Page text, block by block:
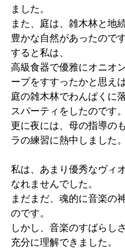
ました。
また、庭は、雑木林と地
豊かな自然があったのです
すると私は、
高級食器で優雅にオニオ
ープをすすったかと思えば
庭の雑木林でわんぱくに
スパーティをしたのです。
更に夜には、母の指導の
ラの練習に熱中しました。
私は、あまり優秀なヴィ
なれませんでした。
まだまだ、魂的に音楽の
のです。
しかし、音楽のすばらし
充分に理解できました。